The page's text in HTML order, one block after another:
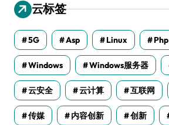
云标签
5G Asp Linux Php
Windows Windows服务器
云安全 云计算 互联网
传媒 内容创新 创新